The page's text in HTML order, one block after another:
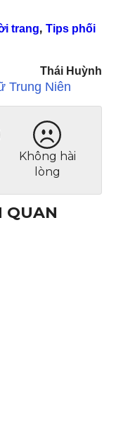
trang, Tips phối
Thái Huỳnh
Trung Niên
Không hài
lòng
QUAN